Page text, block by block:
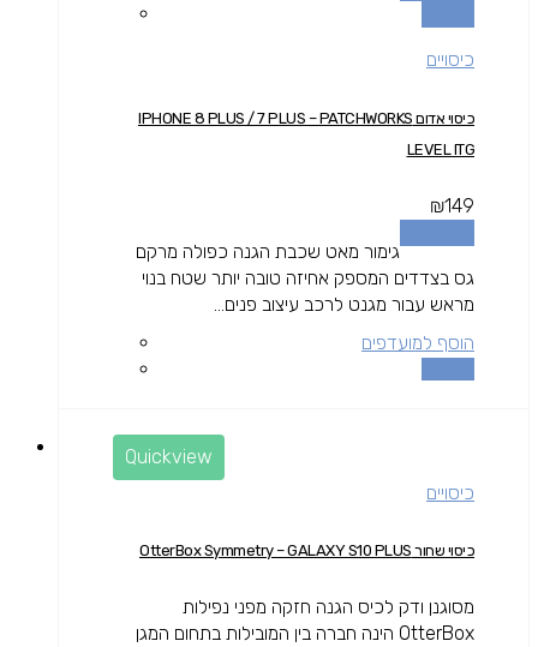
כיסויים
כיסוי אדום IPHONE 8 PLUS / 7 PLUS – PATCHWORKS
LEVEL ITG
₪149
גימור מאט שכבת הגנה כפולה מרקם
גס בצדדים המספק אחיזה טובה יותר שטח בנוי
מראש עבור מגנט לרכב עיצוב פנים...
הוסף למועדפים
Quickview
כיסויים
כיסוי שחור OtterBox Symmetry – GALAXY S10 PLUS
מסוגנן ודק לכיס הגנה חזקה מפני נפילות
OtterBox הינה חברה בין המובילות בתחום המגן